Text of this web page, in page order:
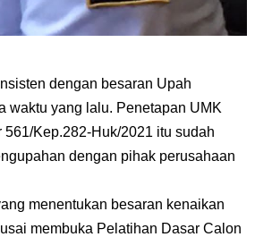
dengan besaran Upah
waktu yang lalu. Penetapan UMK
Kep.282-Huk/2021 itu sudah
dengan pihak perusahaan
menentukan besaran kenaikan
membuka Pelatihan Dasar Calon